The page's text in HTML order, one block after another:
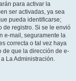
para activar la
ser activadas, ya sea
pueda identificarse;
de registro. Si se le envió
e-mail, seguramente la
correcta o tal vez haya
de que la dirección de e-
La Administración.